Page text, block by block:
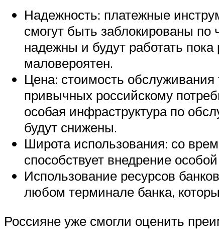
Надежность: платежные
смогут быть заблокированы по
надежны и будут работать
маловероятен.
Цена: стоимость обслуживания
привычных российскому
особая инфраструктура по
будут снижены.
Широта использования: со
способствует внедрение
Использование ресурсов
любом терминале банка,
Россияне уже смогли оценить